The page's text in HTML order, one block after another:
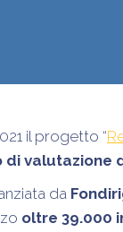
il progetto “
di valutazione
da
oltre 39.000